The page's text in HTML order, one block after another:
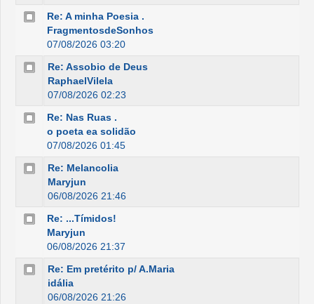
Re: A minha Poesia .
FragmentosdeSonhos
07/08/2026 03:20
Re: Assobio de Deus
RaphaelVilela
07/08/2026 02:23
Re: Nas Ruas .
o poeta ea solidão
07/08/2026 01:45
Re: Melancolia
Maryjun
06/08/2026 21:46
Re: ...Tímidos!
Maryjun
06/08/2026 21:37
Re: Em pretérito p/ A.Maria
idália
06/08/2026 21:26